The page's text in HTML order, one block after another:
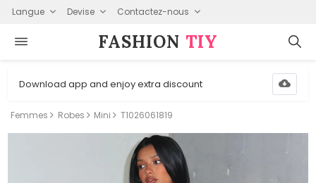
Langue Devise Contactez-nous
FASHION⁠ TIY
Download app and enjoy extra discount
Femmes Robes Mini T1026061819